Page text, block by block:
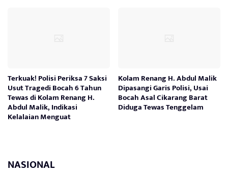
Terkuak! Polisi Periksa 7 Saksi
Usut Tragedi Bocah 6 Tahun
Tewas di Kolam Renang H.
Abdul Malik, Indikasi
Kelalaian Menguat
Kolam Renang H. Abdul Malik
Dipasangi Garis Polisi, Usai
Bocah Asal Cikarang Barat
Diduga Tewas Tenggelam
NASIONAL